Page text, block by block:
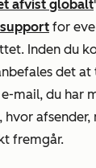
afvist globalt
for
Inden du
det at
mail, du har
hvor
fremgår.